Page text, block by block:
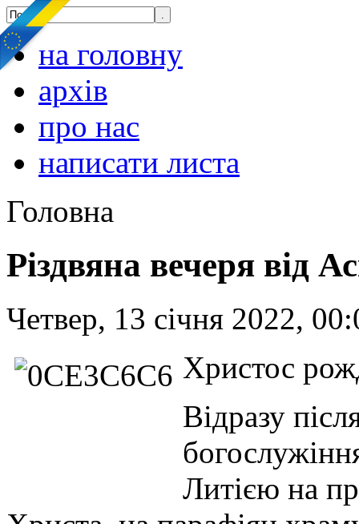
на головну
архів
про нас
написати листа
Головна
Різдвяна вечеря від
Четвер, 13 січня 2022,
Христос
Відразу
Литією на